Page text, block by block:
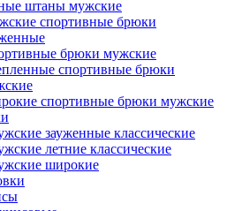
штаны мужские
спортивные брюки
брюки мужские
спортивные брюки
спортивные брюки мужские
зауженные классические
летние классические
широкие